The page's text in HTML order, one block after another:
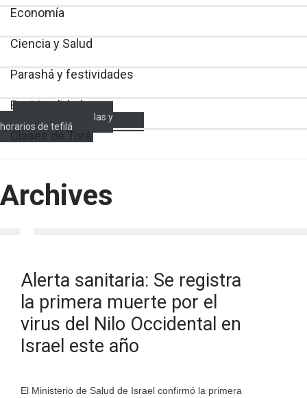
Economía
Ciencia y Salud
Parashá y festividades
Espiritualidad
Encendido de velas y
horarios de tefilá
Archives
Alerta sanitaria: Se registra
la primera muerte por el
virus del Nilo Occidental en
Israel este año
El Ministerio de Salud de Israel confirmó la primera